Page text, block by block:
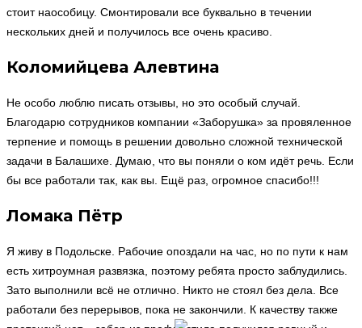
стоит наособицу. Смонтировали все буквально в течении
нескольких дней и получилось все очень красиво.
Коломийцева Алевтина
Не особо люблю писать отзывы, но это особый случай.
Благодарю сотрудников компании «Заборушка» за провяленное
терпение и помощь в решении довольно сложной технической
задачи в Балашихе. Думаю, что вы поняли о ком идёт речь. Если
бы все работали так, как вы. Ещё раз, огромное спасибо!!!
Ломака Пётр
Я живу в Подольске. Рабочие опоздали на час, но по пути к нам
есть хитроумная развязка, поэтому ребята просто заблудились.
Зато выполнили всё не отлично. Никто не стоял без дела. Все
работали без перерывов, пока не закончили. К качеству также